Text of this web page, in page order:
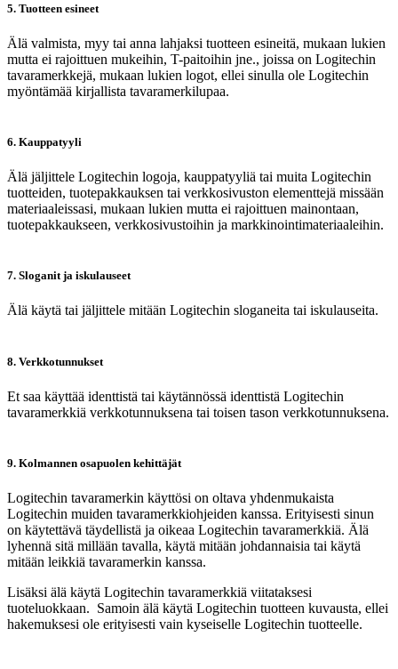
5. Tuotteen esineet
Älä valmista, myy tai anna lahjaksi tuotteen esineitä, mukaan lukien
mutta ei rajoittuen mukeihin, T-paitoihin jne., joissa on Logitechin
tavaramerkkejä, mukaan lukien logot, ellei sinulla ole Logitechin
myöntämää kirjallista tavaramerkilupaa.
6. Kauppatyyli
Älä jäljittele Logitechin logoja, kauppatyyliä tai muita Logitechin
tuotteiden, tuotepakkauksen tai verkkosivuston elementtejä missään
materiaaleissasi, mukaan lukien mutta ei rajoittuen mainontaan,
tuotepakkaukseen, verkkosivustoihin ja markkinointimateriaaleihin.
7. Sloganit ja iskulauseet
Älä käytä tai jäljittele mitään Logitechin sloganeita tai iskulauseita.
8. Verkkotunnukset
Et saa käyttää identtistä tai käytännössä identtistä Logitechin
tavaramerkkiä verkkotunnuksena tai toisen tason verkkotunnuksena.
9. Kolmannen osapuolen kehittäjät
Logitechin tavaramerkin käyttösi on oltava yhdenmukaista
Logitechin muiden tavaramerkkiohjeiden kanssa. Erityisesti sinun
on käytettävä täydellistä ja oikeaa Logitechin tavaramerkkiä. Älä
lyhennä sitä millään tavalla, käytä mitään johdannaisia tai käytä
mitään leikkiä tavaramerkin kanssa.
Lisäksi älä käytä Logitechin tavaramerkkiä viitataksesi
tuoteluokkaan. Samoin älä käytä Logitechin tuotteen kuvausta, ellei
hakemuksesi ole erityisesti vain kyseiselle Logitechin tuotteelle.